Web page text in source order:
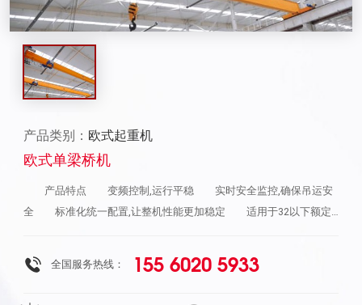
产品类别： 欧式起重机
欧式单梁桥机
产品特点 变频控制,运行平稳 实时安全监控,确保吊运安
全 标准化统一配置,让整机性能更加稳定 适用于32以下额定
力小,传动效率高 重级制电机,接电持续率60%ED 行走变频无
极调速,运行平稳 自调试电磁盘式制动器,可靠,防尘
全国服务热线： 155 6020 5933